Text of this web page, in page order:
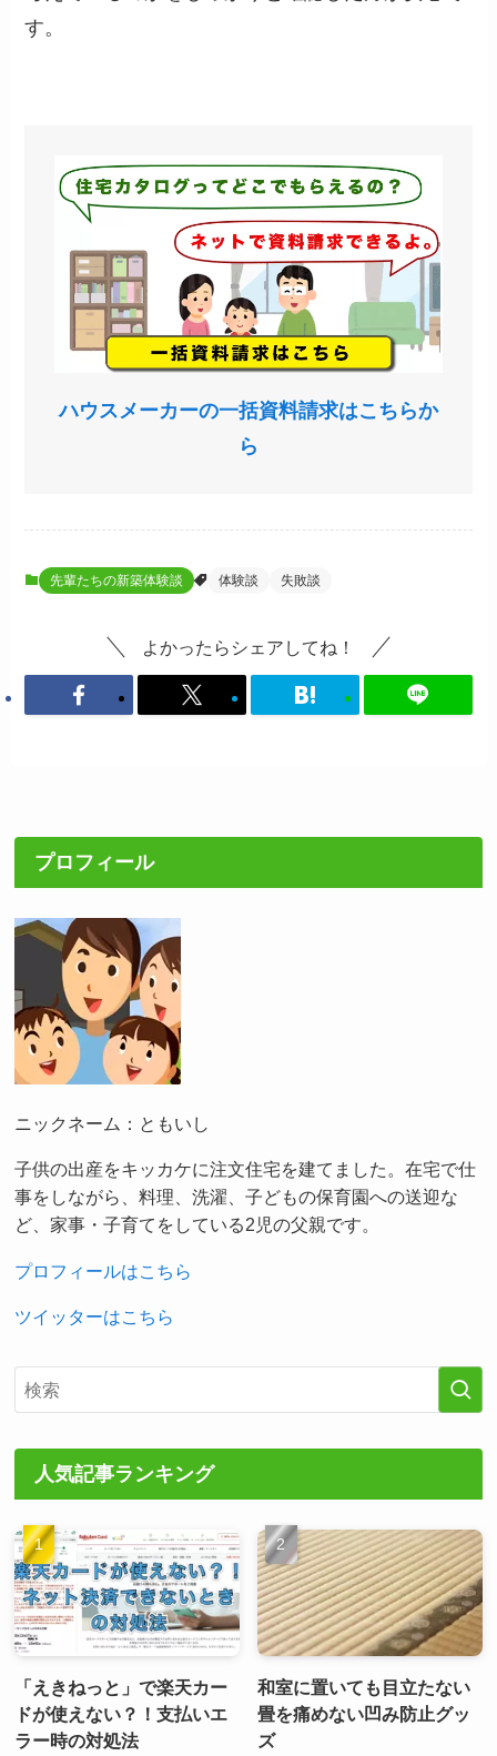
す。
ハウスメーカーの一括資料請求はこちらか
ら
先輩たちの新築体験談 体験談 失敗談
よかったらシェアしてね！
プロフィール
ニックネーム：ともいし
子供の出産をキッカケに注文住宅を建てました。在宅で仕
事をしながら、料理、洗濯、子どもの保育園への送迎な
ど、家事・子育てをしている2児の父親です。
プロフィールはこちら
ツイッターはこちら
人気記事ランキング
「えきねっと」で楽天カー
ドが使えない？！支払いエ
ラー時の対処法
和室に置いても目立たない
畳を痛めない凹み防止グッ
ズ